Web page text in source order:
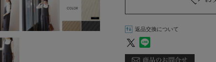
返品交換について